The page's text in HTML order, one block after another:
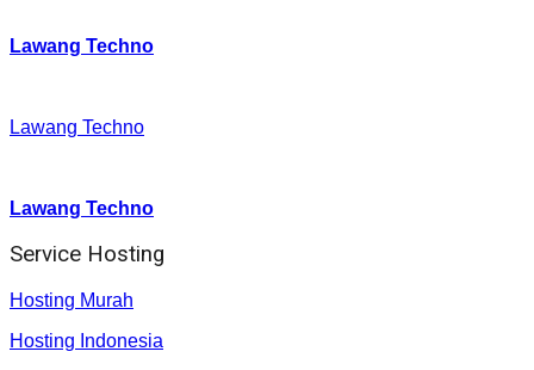
Lawang Techno
Lawang Techno
Lawang Techno
Service Hosting
Hosting Murah
Hosting Indonesia